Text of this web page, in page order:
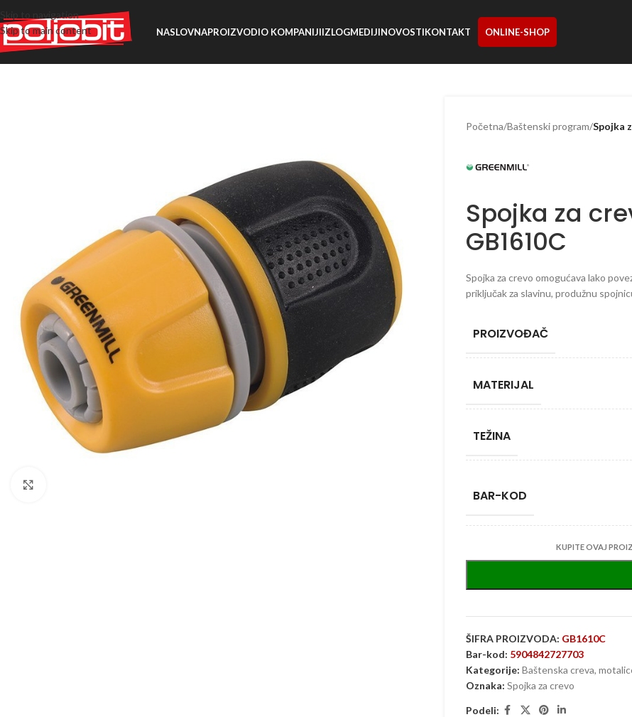
Skip to navigation
Skip to main content
NASLOVNAPROIZVODIO KOMPANIJIIZLOGMEDIJINOVOSTIKONTAKT ONLINE-SHOP
Početna/Baštenski program/Spojka
Spojka za
GB1610C
Spojka za crevo omogućava lako
priključak za slavinu, produžnu
PROIZVOĐAČ
MATERIJAL
TEŽINA
BAR-KOD
KUPITE OVAJ
ŠIFRA PROIZVODA: GB1610C
Bar-kod: 5904842727703
Kategorije: Baštenska creva,
Oznaka: Spojka za crevo
Podeli: